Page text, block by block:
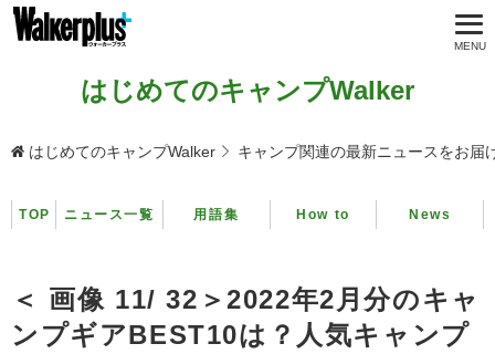
はじめてのキャンプWalker
はじめてのキャンプWalker キャンプ関連の最新ニュースをお届
TOP ニュース一覧 用語集 How to News
＜ 画像 11/ 32＞2022年2月分のキャ
ンプギアBEST10は？人気キャンプ